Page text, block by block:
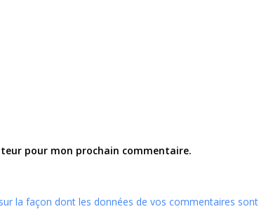
pour mon prochain commentaire.
la façon dont les données de vos commentaires sont